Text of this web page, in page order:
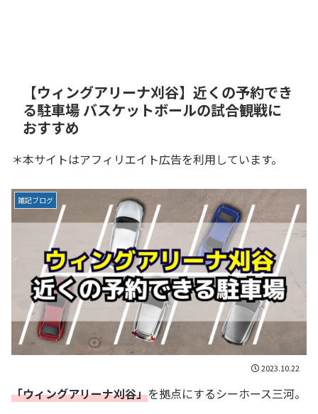
【ウィングアリーナ刈谷】近くの予約でき
る駐車場 バスケットボールの試合観戦に
おすすめ
＊本サイトはアフィリエイト広告を利用しています。
雑記ブログ
2023.10.22
「ウィングアリーナ刈谷」を拠点にするシーホース三河。